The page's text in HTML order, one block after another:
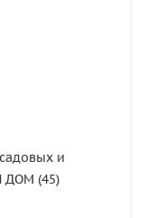
и
ДОМ (45)